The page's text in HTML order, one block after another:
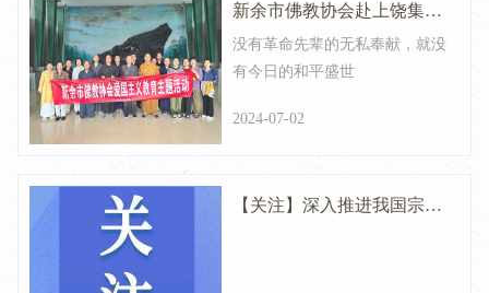
新余市佛教协会赴上饶集中
营革命烈士纪念馆开展爱国
没有革命先辈的无私奉献，就没
有今日的和平盛世
2024-07-02
【关注】深入推进我国宗教